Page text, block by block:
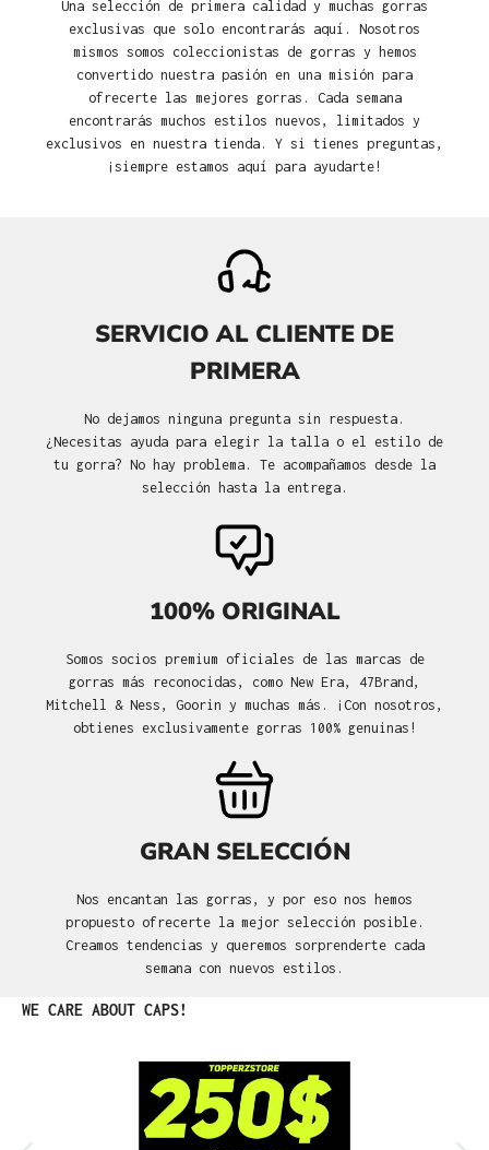
Una selección de primera calidad y muchas gorras
exclusivas que solo encontrarás aquí. Nosotros
mismos somos coleccionistas de gorras y hemos
convertido nuestra pasión en una misión para
ofrecerte las mejores gorras. Cada semana
encontrarás muchos estilos nuevos, limitados y
exclusivos en nuestra tienda. Y si tienes preguntas,
¡siempre estamos aquí para ayudarte!
SERVICIO AL CLIENTE DE
PRIMERA
No dejamos ninguna pregunta sin respuesta.
¿Necesitas ayuda para elegir la talla o el estilo de
tu gorra? No hay problema. Te acompañamos desde la
selección hasta la entrega.
100% ORIGINAL
Somos socios premium oficiales de las marcas de
gorras más reconocidas, como New Era, 47Brand,
Mitchell & Ness, Goorin y muchas más. ¡Con nosotros,
obtienes exclusivamente gorras 100% genuinas!
GRAN SELECCIÓN
Nos encantan las gorras, y por eso nos hemos
propuesto ofrecerte la mejor selección posible.
Creamos tendencias y queremos sorprenderte cada
semana con nuevos estilos.
Omitir la galería de productos
WE CARE ABOUT CAPS!